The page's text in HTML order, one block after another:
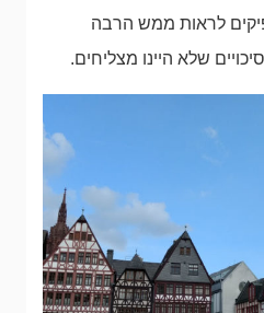
לראות ממש הרבה
שלא היינו מצליחים.